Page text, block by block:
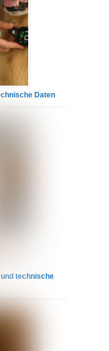
Daten
technische